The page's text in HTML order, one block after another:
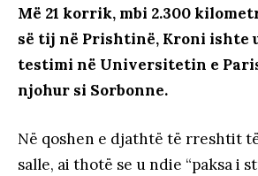
Më 21 korrik, mbi 2.300
së tij në Prishtinë, Kroni ishte
testimi në Universitetin e
njohur si Sorbonne.
Në qoshen e djathtë të rreshtit
salle, ai thotë se u ndie “paksa i